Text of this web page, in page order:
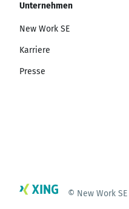
Unternehmen
New Work SE
Karriere
Presse
© New Work